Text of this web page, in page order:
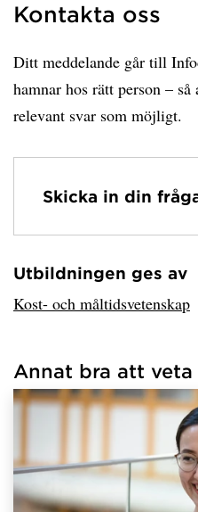
Kontakta oss
Ditt meddelande går till
hamnar hos rätt person –
relevant svar som möjligt.
Skicka in din
Har hämtat avsändare.
Utbildningen ges av
Kost- och måltidsvetenskap
hämtat länkar.
Annat bra att veta